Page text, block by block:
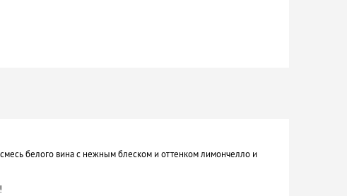
белого вина с нежным блеском и оттенком лимончелло и